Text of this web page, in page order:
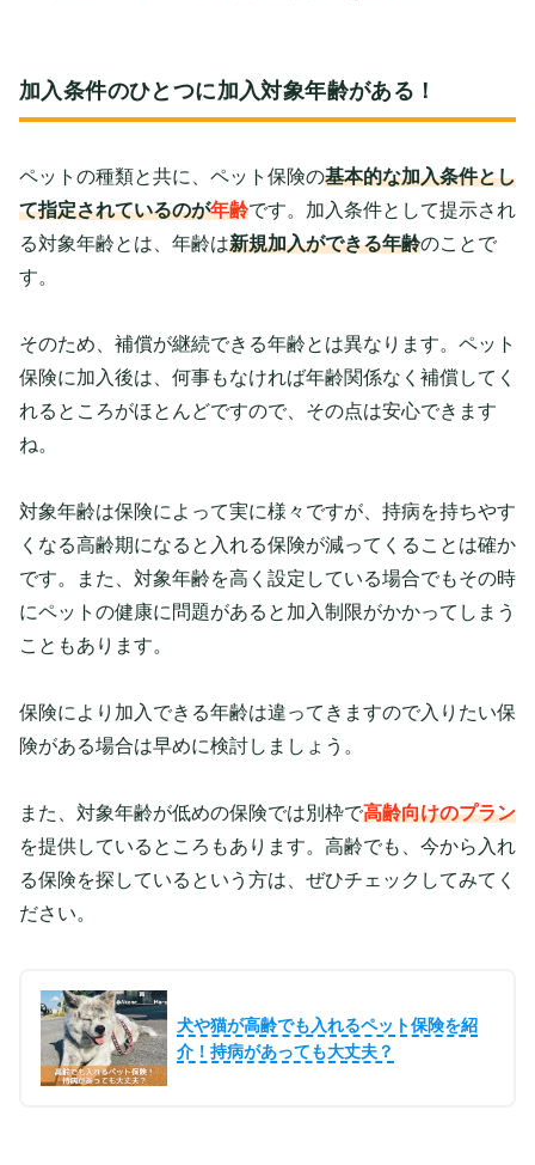
加入条件のひとつに加入対象年齢がある！
ペットの種類と共に、ペット保険の基本的な加入条件とし
て指定されているのが年齢です。加入条件として提示され
る対象年齢とは、年齢は新規加入ができる年齢のことで
す。
そのため、補償が継続できる年齢とは異なります。ペット
保険に加入後は、何事もなければ年齢関係なく補償してく
れるところがほとんどですので、その点は安心できます
ね。
対象年齢は保険によって実に様々ですが、持病を持ちやす
くなる高齢期になると入れる保険が減ってくることは確か
です。また、対象年齢を高く設定している場合でもその時
にペットの健康に問題があると加入制限がかかってしまう
こともあります。
保険により加入できる年齢は違ってきますので入りたい保
険がある場合は早めに検討しましょう。
また、対象年齢が低めの保険では別枠で高齢向けのプラン
を提供しているところもあります。高齢でも、今から入れ
る保険を探しているという方は、ぜひチェックしてみてく
ださい。
犬や猫が高齢でも入れるペット保険を紹
介！持病があっても大丈夫？